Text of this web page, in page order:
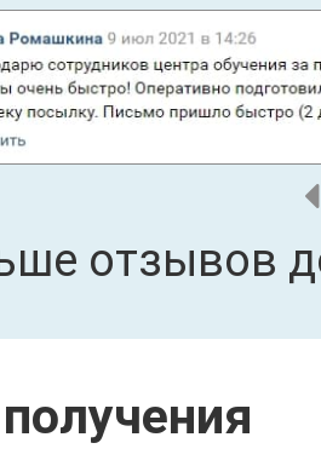
отзывов